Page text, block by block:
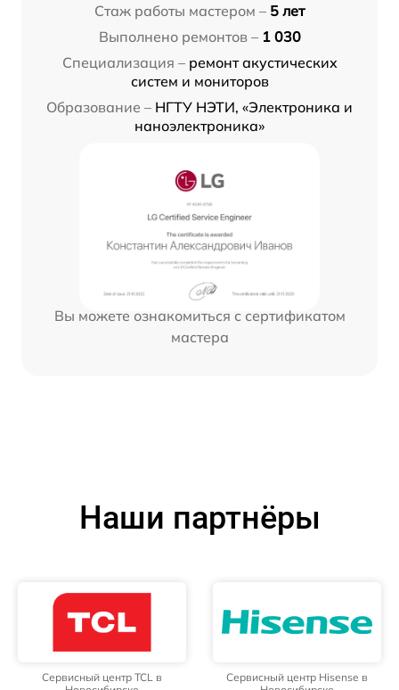
Стаж работы мастером – 5 лет
Выполнено ремонтов – 1 030
Специализация – ремонт акустических
систем и мониторов
Образование – НГТУ НЭТИ, «Электроника и
наноэлектроника»
Вы можете ознакомиться с сертификатом
мастера
Наши партнёры
Сервисный центр TCL в
Сервисный центр Hisense в